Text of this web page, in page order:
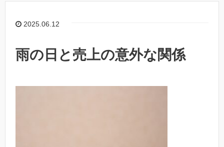
2025.06.12
雨の日と売上の意外な関係